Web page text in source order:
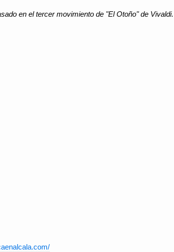
en el tercer movimiento de "El Otoño" de Vivaldi.